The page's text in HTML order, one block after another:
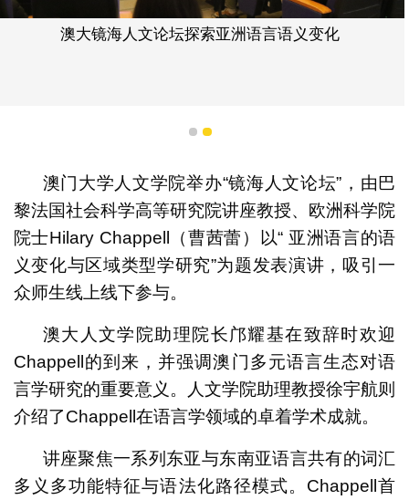
澳大镜海人文论坛探索亚洲语言语义变化
1 2
澳门大学人文学院举办“镜海人文论坛”，由巴
黎法国社会科学高等研究院讲座教授、欧洲科学院
院士Hilary Chappell（曹茜蕾）以“ 亚洲语言的语
义变化与区域类型学研究”为题发表演讲，吸引一
众师生线上线下参与。
澳大人文学院助理院长邝耀基在致辞时欢迎
Chappell的到来，并强调澳门多元语言生态对语
言学研究的重要意义。人文学院助理教授徐宇航则
介绍了Chappell在语言学领域的卓着学术成就。
讲座聚焦一系列东亚与东南亚语言共有的词汇
多义多功能特征与语法化路径模式。Chappell首